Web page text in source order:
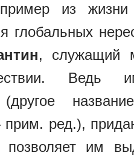
пример из
глобальных
, служащий
Ведь
прим. ред.),
им